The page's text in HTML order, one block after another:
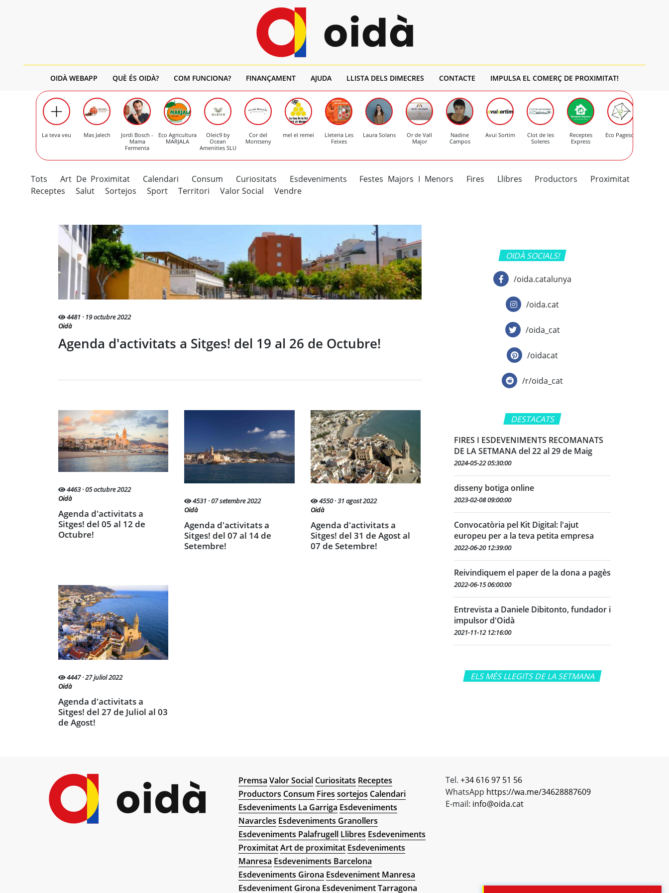
OIDÀ WEBAPP QUÈ ÉS OIDÀ? COM FUNCIONA? FINANÇAMENT AJUDA LLISTA DELS DIMECRES CONTACTE IMPULSA EL COMERÇ DE PROXIMITAT!
La teva veu Mas Jalech
Jordi Bosch -
Mama
Fermenta
Eco Agricultura
MARJALA
Oleic9 by
Ocean
Amenities SLU
Cor del
Montseny
mel el remei
Lleteria Les
Feixes
Laura Solans
Or de Vall
Major
Nadine
Campos
Avui Sortim
Clot de les
Soleres
Receptes
Express
Eco Pagesos
Tots Art De Proximitat Calendari Consum Curiositats Esdeveniments Festes Majors I Menors Fires Llibres Productors
Proximitat
Receptes
Salut Sortejos Sport Territori Valor Social Vendre
4481 · 19 octubre 2022
Oidà
Agenda d'activitats a Sitges! del 19 al 26 de Octubre!
4463 · 05 octubre 2022
Oidà
Agenda d'activitats a
Sitges! del 05 al 12 de
Octubre!
4531 · 07 setembre 2022
Oidà
Agenda d'activitats a
Sitges! del 07 al 14 de
Setembre!
4550 · 31 agost 2022
Oidà
Agenda d'activitats a
Sitges! del 31 de Agost al
07 de Setembre!
4447 · 27 juliol 2022
Oidà
Agenda d'activitats a
Sitges! del 27 de Juliol al 03
de Agost!
OIDÀ SOCIALS!
/oida.catalunya
/oida.cat
/oida_cat
/oidacat
/r/oida_cat
DESTACATS
FIRES I ESDEVENIMENTS RECOMANATS
DE LA SETMANA del 22 al 29 de Maig
2024-05-22 05:30:00
disseny botiga online
2023-02-08 09:00:00
Convocatòria pel Kit Digital: l'ajut
europeu per a la teva petita empresa
2022-06-20 12:39:00
Reivindiquem el paper de la dona a pagès
2022-06-15 06:00:00
Entrevista a Daniele Dibitonto, fundador i
impulsor d'Oidà
2021-11-12 12:16:00
ELS MÉS LLEGITS DE LA SETMANA
Premsa Valor Social Curiositats Receptes
Productors Consum Fires sortejos Calendari
Esdeveniments La Garriga Esdeveniments
Navarcles Esdeveniments Granollers
Esdeveniments Palafrugell Llibres Esdeveniments
ProximitatArt de proximitat Esdeveniments
Manresa Esdeveniments Barcelona
Esdeveniments Girona Esdeveniment Manresa
Esdeveniment Girona Esdeveniment Tarragona
Tel.+34 616 97 51 56
WhatsApp https://wa.me/34628887609
E-mail: info@oida.cat